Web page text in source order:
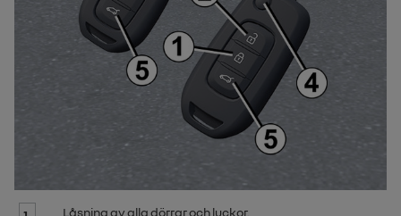
Låsning av alla dörrar och luckor.